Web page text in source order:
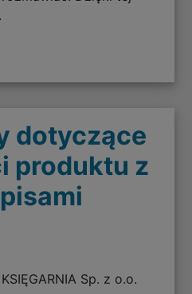
dotyczące
produktu z
Sp. z o.o.